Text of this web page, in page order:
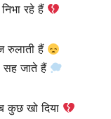
रहे हैं
रुलाती हैं
सह जाते हैं
कुछ खो दिया